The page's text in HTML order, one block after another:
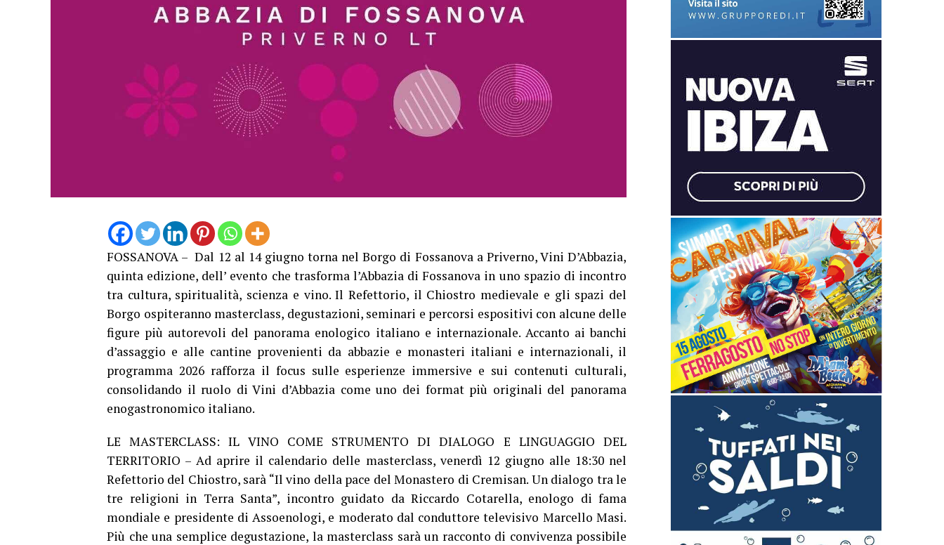
FOSSANOVA – Dal 12 al 14 giugno torna nel Borgo di Fossanova a Priverno, Vini D’Abbazia,
quinta edizione, dell’ evento che trasforma l’Abbazia di Fossanova in uno spazio di incontro
tra cultura, spiritualità, scienza e vino. Il Refettorio, il Chiostro medievale e gli spazi del
Borgo ospiteranno masterclass, degustazioni, seminari e percorsi espositivi con alcune delle
figure più autorevoli del panorama enologico italiano e internazionale. Accanto ai banchi
d’assaggio e alle cantine provenienti da abbazie e monasteri italiani e internazionali, il
programma 2026 rafforza il focus sulle esperienze immersive e sui contenuti culturali,
consolidando il ruolo di Vini d’Abbazia come uno dei format più originali del panorama
enogastronomico italiano.
LE MASTERCLASS: IL VINO COME STRUMENTO DI DIALOGO E LINGUAGGIO DEL
TERRITORIO – Ad aprire il calendario delle masterclass, venerdì 12 giugno alle 18:30 nel
Refettorio del Chiostro, sarà “Il vino della pace del Monastero di Cremisan. Un dialogo tra le
tre religioni in Terra Santa”, incontro guidato da Riccardo Cotarella, enologo di fama
mondiale e presidente di Assoenologi, e moderato dal conduttore televisivo Marcello Masi.
Più che una semplice degustazione, la masterclass sarà un racconto di convivenza possibile